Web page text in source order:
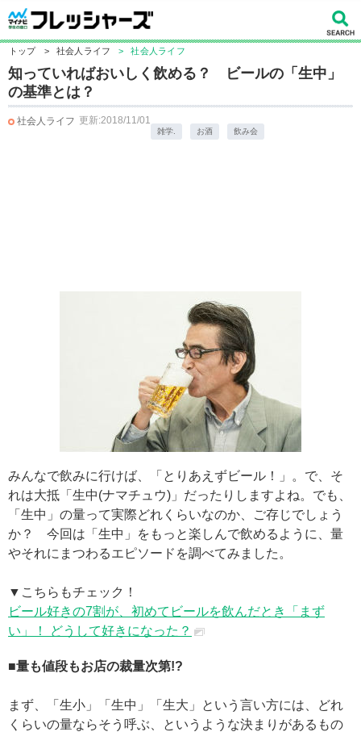
トップ > 社会人ライフ > 社会人ライフ
知っていればおいしく飲める？ ビールの「生中」
の基準とは？
社会人ライフ 更新:2018/11/01
雑学. お酒 飲み会
みんなで飲みに行けば、「とりあえずビール！」。で、そ
れは大抵「生中(ナマチュウ)」だったりしますよね。でも、
「生中」の量って実際どれくらいなのか、ご存じでしょう
か？ 今回は「生中」をもっと楽しんで飲めるように、量
やそれにまつわるエピソードを調べてみました。
▼こちらもチェック！
ビール好きの7割が、初めてビールを飲んだとき「まず
い」！ どうして好きになった？
■量も値段もお店の裁量次第!?
まず、「生小」「生中」「生大」という言い方には、どれ
くらいの量ならそう呼ぶ、というような決まりがあるもの